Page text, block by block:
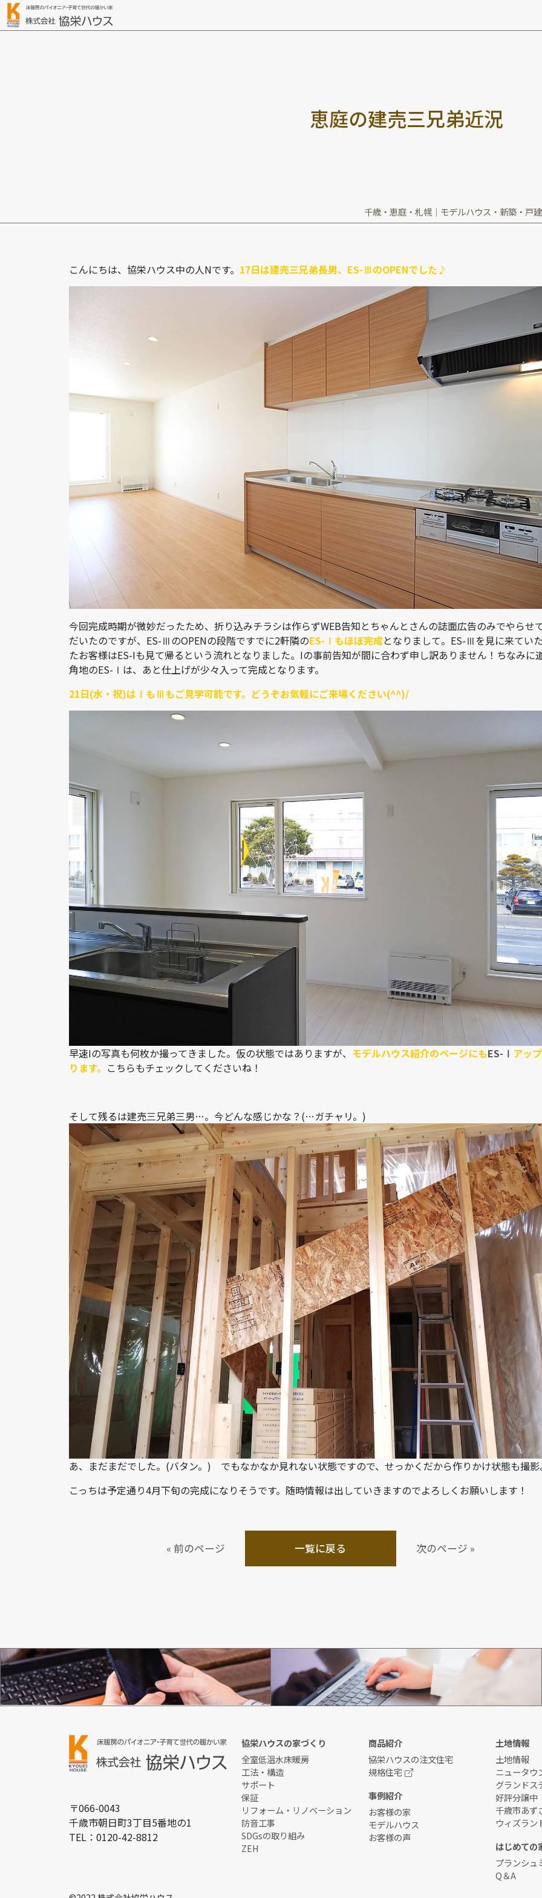
恵庭の建売三兄弟近況
千歳・恵庭・札幌｜モデルハウス・新築・戸
こんにちは、協栄ハウス中の人Nです。 17日は建売三兄弟長男、ES-ⅢのOPENでした♪
今回完成時期が微妙だったため、折り込みチラシは作らずWEB告知とちゃんとさんの誌面広告のみでやらせ
だいたのですが、ES-ⅢのOPENの段階ですでに2軒隣のES-Ⅰもほぼ完成となりまして。ES-Ⅲを見に来てい
たお客様はES-Iも見て帰るという流れとなりました。Iの事前告知が間に合わず申し訳ありません！ちなみに
角地のES-Ⅰは、あと仕上げが少々入って完成となります。
21日(水・祝)はⅠもⅢもご見学可能です。どうぞお気軽にご来場ください(^^)/
早速Iの写真も何枚か撮ってきました。仮の状態ではありますが、 モデルハウス紹介のページにもES-Ⅰ アッ
ります。 こちらもチェックしてくださいね！
そして残るは建売三兄弟三男…。今どんな感じかな？(…ガチャリ。)
あ、まだまだでした。(バタン。) でもなかなか見れない状態ですので、せっかくだから作りかけ状態も撮
こっちは予定通り4月下旬の完成になりそうです。随時情報は出していきますのでよろしくお願いします！
« 前のページ 一覧に戻る 次のページ »
お問い合わせ 資料請求
〒066-0043
千歳市朝日町3丁目5番地の1
TEL：0120-42-8812
協栄ハウスの家づくり
全室低温水床暖房
工法・構造
サポート
保証
リフォーム・リノベーション
防音工事
SDGsの取り組み
ZEH
商品紹介
協栄ハウスの注文住宅
規格住宅
事例紹介
お客様の家
モデルハウス
お客様の声
土地情報
土地情報
ニュータウ
グランドス
好評分譲中
千歳市あず
ウィズラ
はじめての
プランシュ
Q＆A